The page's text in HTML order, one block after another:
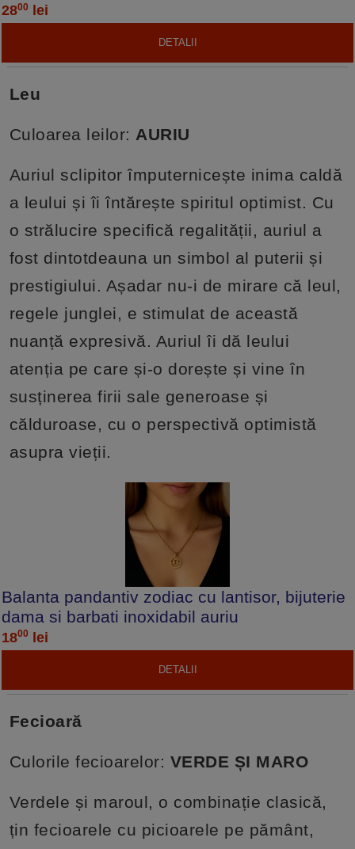
2800 lei
DETALII
Leu
Culoarea leilor: AURIU
Auriul sclipitor împuternicește inima caldă
a leului și îi întărește spiritul optimist. Cu
o strălucire specifică regalității, auriul a
fost dintotdeauna un simbol al puterii și
prestigiului. Așadar nu-i de mirare că leul,
regele junglei, e stimulat de această
nuanță expresivă. Auriul îi dă leului
atenția pe care și-o dorește și vine în
susținerea firii sale generoase și
călduroase, cu o perspectivă optimistă
asupra vieții.
Balanta pandantiv zodiac cu lantisor, bijuterie
dama si barbati inoxidabil auriu
1800 lei
DETALII
Fecioară
Culorile fecioarelor: VERDE ȘI MARO
Verdele și maroul, o combinație clasică,
țin fecioarele cu picioarele pe pământ,